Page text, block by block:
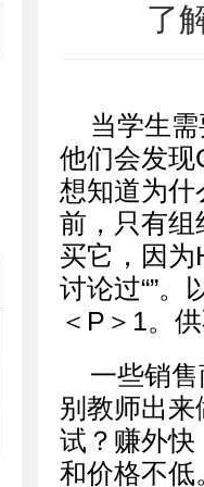
了
当学生
他们会发现
想知道为什
前，只有组
买它，因
讨论过“”
＜P＞1。
一些销
别教师出
试？赚外快
和价格不低